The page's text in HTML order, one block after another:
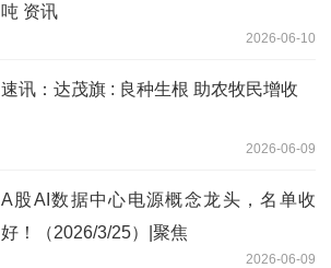
吨 资讯
2026-06-10
速讯：达茂旗 : 良种生根 助农牧民增收
2026-06-09
A股AI数据中心电源概念龙头，名单收
好！（2026/3/25）|聚焦
2026-06-09